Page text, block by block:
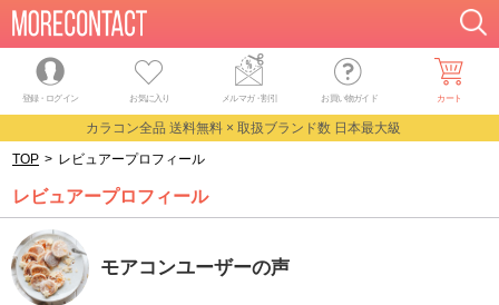
登録・ログイン お気に入り メルマガ・割引 お買い物ガイド カート
カラコン全品 送料無料 × 取扱ブランド数 日本最大級
TOP > レビュアープロフィール
レビュアープロフィール
モアコンユーザーの声